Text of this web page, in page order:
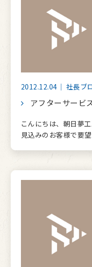
2012.12.04｜ 社長ブ
アフターサービ
こんにちは、朝日夢
見込みのお客様で要